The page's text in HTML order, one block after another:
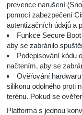
prevence narušení
pomocí zabezpečení
autentizačních údajů a
Funkce Secure
aby se zabránilo
Podepisování kódu
načtením, aby se
Ověřování
silikonu odolného proti
terénu. Pokud se
Platforma s jednou